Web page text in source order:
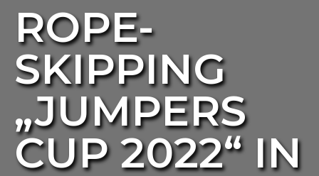
ROPE-
SKIPPING
„JUMPERS
CUP 2022“ IN